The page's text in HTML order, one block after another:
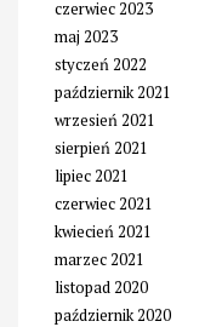
czerwiec 2023
maj 2023
styczeń 2022
październik 2021
wrzesień 2021
sierpień 2021
lipiec 2021
czerwiec 2021
kwiecień 2021
marzec 2021
listopad 2020
październik 2020